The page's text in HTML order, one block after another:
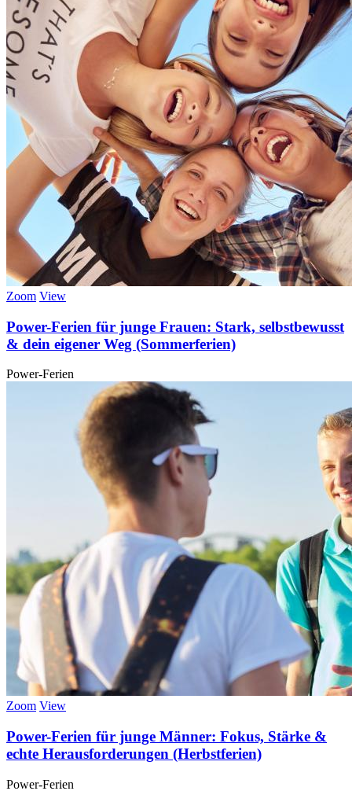
Zoom View
Power-Ferien für junge Frauen: Stark, selbstbewusst
& dein eigener Weg (Sommerferien)
Power-Ferien
Zoom View
Power-Ferien für junge Männer: Fokus, Stärke &
echte Herausforderungen (Herbstferien)
Power-Ferien